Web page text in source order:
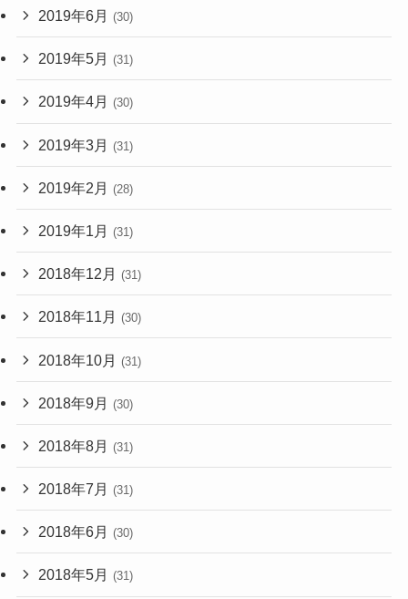
2019年6月 (30)
2019年5月 (31)
2019年4月 (30)
2019年3月 (31)
2019年2月 (28)
2019年1月 (31)
2018年12月 (31)
2018年11月 (30)
2018年10月 (31)
2018年9月 (30)
2018年8月 (31)
2018年7月 (31)
2018年6月 (30)
2018年5月 (31)